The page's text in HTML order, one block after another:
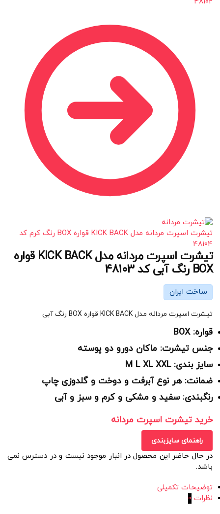
تیشرت اسپرت مردانه مدل KICK BACK قواره BOX رنگ کرم کد
48104
تیشرت اسپرت مردانه مدل KICK BACK قواره
BOX رنگ آبی کد 48103
ساخت ایران
تیشرت اسپرت مردانه مدل KICK BACK قواره BOX رنگ آبی
قواره: BOX
جنس تیشرت: ماکان دورو دو پوسته
سایز بندی: M L XL XXL
ضمانت: هر نوع آبرفت و دوخت و گلدوزی چاپ
رنگبندی: سفید و مشکی و کرم و سبز و آبی
خرید تیشرت اسپرت مردانه
راهنمای سایزبندی
در حال حاضر این محصول در انبار موجود نیست و در دسترس نمی
باشد.
توضیحات تکمیلی
نظرات 0